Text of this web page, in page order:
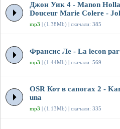
Джон Уик 4 - Manon
Douceur Marie Colere -
mp3 | (1.38Mb) | скачали: 385
Франсис Ле - La lecon
mp3 | (1.44Mb) | скачали: 569
OSR Кот в сапогах 2 -
una
mp3 | (1.13Mb) | скачали: 335